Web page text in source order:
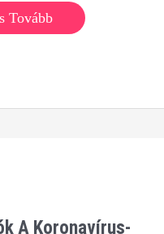
Tovább
A Koronavírus-